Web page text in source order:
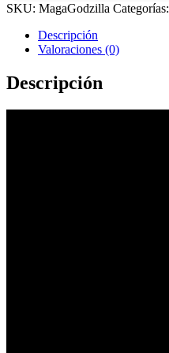
SKU: MagaGodzilla Categorías:
Descripción
Valoraciones (0)
Descripción